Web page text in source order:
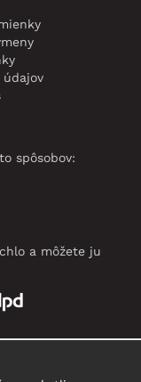
údajov
spôsobov:
a môžete ju